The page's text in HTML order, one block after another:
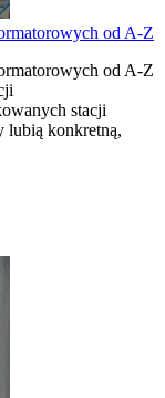
od A-Z
od A-Z
stacji
lubią konkretną,